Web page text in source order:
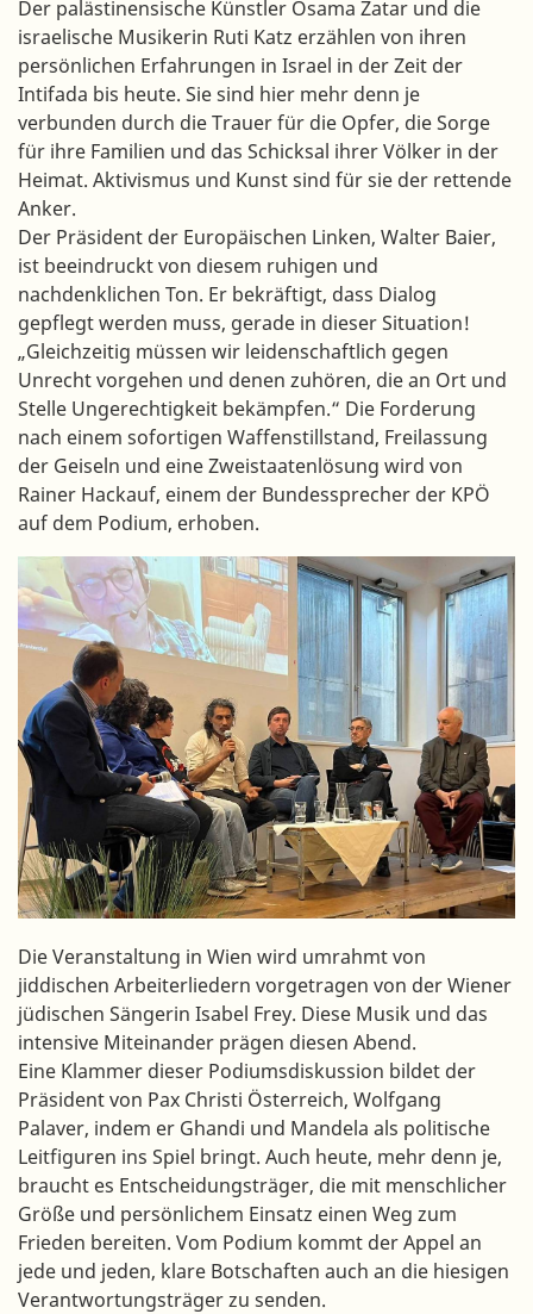
Der palästinensische Künstler Osama Zatar und die
israelische Musikerin Ruti Katz erzählen von ihren
persönlichen Erfahrungen in Israel in der Zeit der
Intifada bis heute. Sie sind hier mehr denn je
verbunden durch die Trauer für die Opfer, die Sorge
für ihre Familien und das Schicksal ihrer Völker in der
Heimat. Aktivismus und Kunst sind für sie der rettende
Anker.
Der Präsident der Europäischen Linken, Walter Baier,
ist beeindruckt von diesem ruhigen und
nachdenklichen Ton. Er bekräftigt, dass Dialog
gepflegt werden muss, gerade in dieser Situation!
„Gleichzeitig müssen wir leidenschaftlich gegen
Unrecht vorgehen und denen zuhören, die an Ort und
Stelle Ungerechtigkeit bekämpfen.“ Die Forderung
nach einem sofortigen Waffenstillstand, Freilassung
der Geiseln und eine Zweistaatenlösung wird von
Rainer Hackauf, einem der Bundessprecher der KPÖ
auf dem Podium, erhoben.
Die Veranstaltung in Wien wird umrahmt von
jiddischen Arbeiterliedern vorgetragen von der Wiener
jüdischen Sängerin Isabel Frey. Diese Musik und das
intensive Miteinander prägen diesen Abend.
Eine Klammer dieser Podiumsdiskussion bildet der
Präsident von Pax Christi Österreich, Wolfgang
Palaver, indem er Ghandi und Mandela als politische
Leitfiguren ins Spiel bringt. Auch heute, mehr denn je,
braucht es Entscheidungsträger, die mit menschlicher
Größe und persönlichem Einsatz einen Weg zum
Frieden bereiten. Vom Podium kommt der Appel an
jede und jeden, klare Botschaften auch an die hiesigen
Verantwortungsträger zu senden.